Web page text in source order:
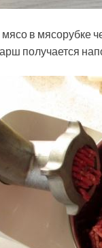
в мясорубке
получается